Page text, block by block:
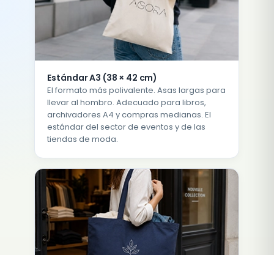
Estándar A3 (38 × 42 cm)
El formato más polivalente. Asas largas para
llevar al hombro. Adecuado para libros,
archivadores A4 y compras medianas. El
estándar del sector de eventos y de las
tiendas de moda.